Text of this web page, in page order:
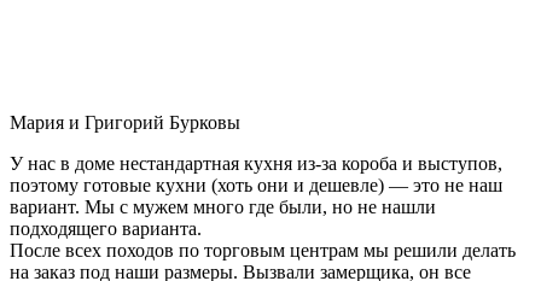
Мария и Григорий Бурковы
У нас в доме нестандартная кухня из-за короба и выступов,
поэтому готовые кухни (хоть они и дешевле) — это не наш
вариант. Мы с мужем много где были, но не нашли
подходящего варианта.
После всех походов по торговым центрам мы решили делать
на заказ под наши размеры. Вызвали замерщика, он все